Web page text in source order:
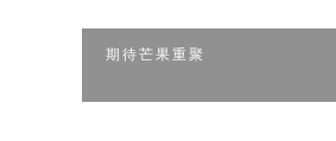
期待芒果重聚